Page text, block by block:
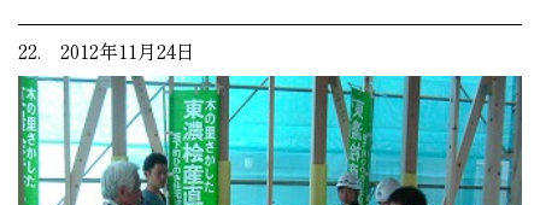
22. 2012年11月24日